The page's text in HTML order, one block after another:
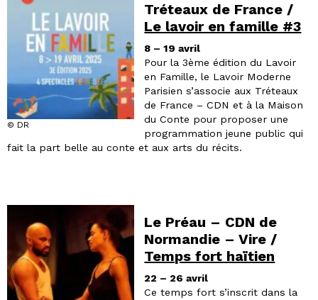
© DR
Tréteaux de France /
Le lavoir en famille #3
8 – 19 avril
Pour la 3ème édition du Lavoir
en Famille, le Lavoir Moderne
Parisien s’associe aux Tréteaux
de France – CDN et à la Maison
du Conte pour proposer une
programmation jeune public qui
fait la part belle au conte et aux arts du récits.
Le Préau – CDN de
Normandie – Vire /
Temps fort haïtien
22 – 26 avril
Ce temps fort s’inscrit dans la